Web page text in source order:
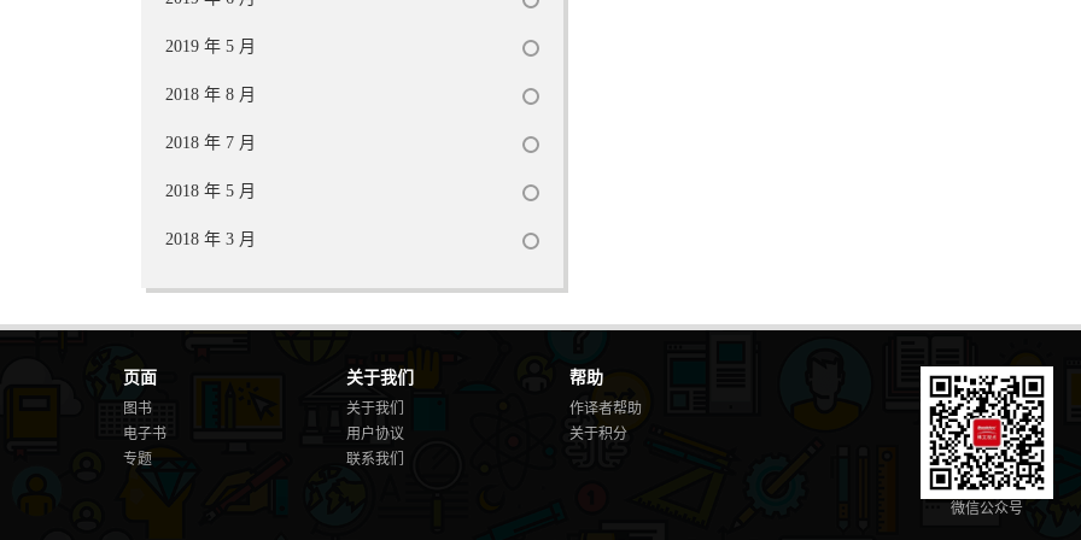
2019 年 5 月
2018 年 8 月
2018 年 7 月
2018 年 5 月
2018 年 3 月
页面
图书
电子书
专题
关于我们
关于我们
用户协议
联系我们
帮助
作译者帮助
关于积分
微信公众号